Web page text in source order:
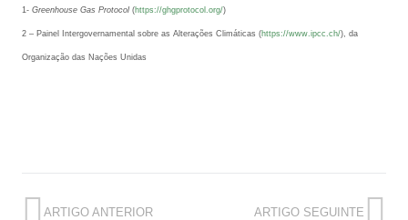
1- Greenhouse Gas Protocol (https://ghgprotocol.org/)
2 – Painel Intergovernamental sobre as Alterações Climáticas (https://www.ipcc.ch/), da
Organização das Nações Unidas
ARTIGO ANTERIOR ARTIGO SEGUINTE